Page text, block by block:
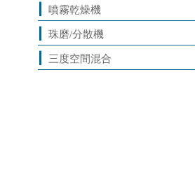
噴霧乾燥機
珠磨/分散機
三度空間混合